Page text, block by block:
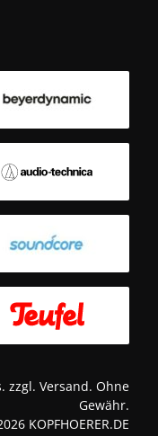
zzgl. Versand. Ohne
Gewähr.
KOPFHOERER.DE